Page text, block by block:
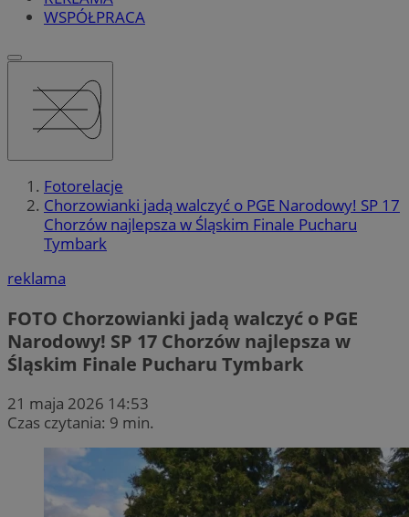
WSPÓŁPRACA
Fotorelacje
Chorzowianki jadą walczyć o PGE Narodowy! SP 17
Chorzów najlepsza w Śląskim Finale Pucharu
Tymbark
reklama
FOTO Chorzowianki jadą walczyć o PGE
Narodowy! SP 17 Chorzów najlepsza w
Śląskim Finale Pucharu Tymbark
21 maja 2026 14:53
Czas czytania: 9 min.